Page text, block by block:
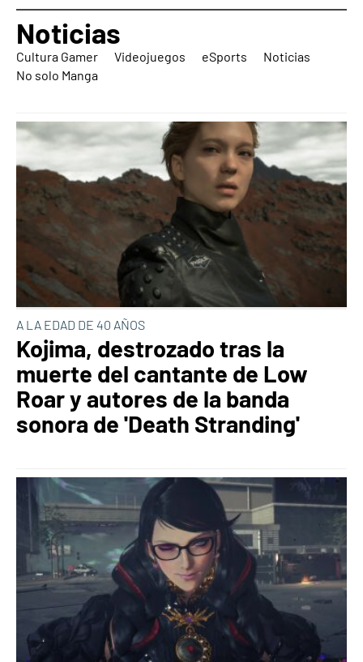
Noticias
Cultura Gamer Videojuegos eSports
Noticias
No solo Manga
A LA EDAD DE 40 AÑOS
Kojima, destrozado tras la
muerte del cantante de Low
Roar y autores de la banda
sonora de 'Death Stranding'